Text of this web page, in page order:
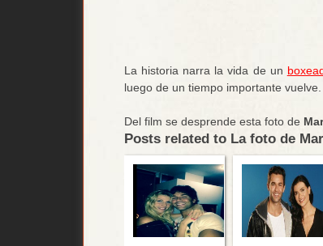
La historia narra la vida de un
luego de un tiempo importante
Del film se desprende esta foto de
Posts related to La foto de